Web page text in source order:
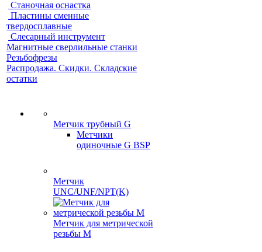
Станочная оснастка
Пластины сменные
твердосплавные
Слесарный инструмент
Магнитные сверлильные станки
Резьбофрезы
Распродажа. Скидки. Складские
остатки
Метчик трубный G
Метчики
одиночные G BSP
Метчик
UNC/UNF/NPT(K)
Метчик для метрической
резьбы M